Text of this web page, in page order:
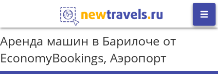
Аренда машин в Барилоче от
EconomyBookings, Аэропорт